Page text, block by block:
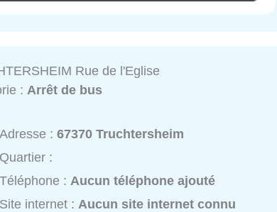
Rue de l'Eglise
: Arrêt de bus
Adresse :67370 Truchtersheim
Quartier :
Téléphone : Aucun téléphone ajouté
Site internet : Aucun site internet connu